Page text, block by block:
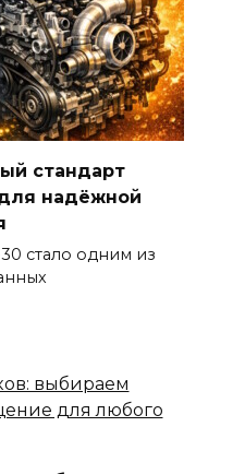
стандарт
надёжной
стало одним из